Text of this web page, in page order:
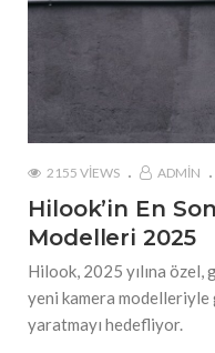
2155 VIEWS ADMIN
Hilook’in En
Modelleri 2025
Hilook, 2025 yılına
yeni kamera modelleriyle
yaratmayı hedefliyor.